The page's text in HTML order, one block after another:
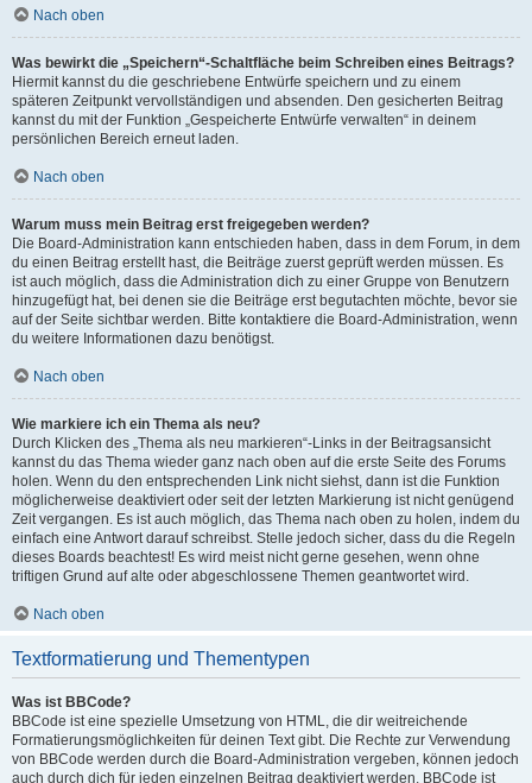
Nach oben
Was bewirkt die „Speichern“-Schaltfläche beim Schreiben eines Beitrags?
Hiermit kannst du die geschriebene Entwürfe speichern und zu einem
späteren Zeitpunkt vervollständigen und absenden. Den gesicherten Beitrag
kannst du mit der Funktion „Gespeicherte Entwürfe verwalten“ in deinem
persönlichen Bereich erneut laden.
Nach oben
Warum muss mein Beitrag erst freigegeben werden?
Die Board-Administration kann entschieden haben, dass in dem Forum, in dem
du einen Beitrag erstellt hast, die Beiträge zuerst geprüft werden müssen. Es
ist auch möglich, dass die Administration dich zu einer Gruppe von Benutzern
hinzugefügt hat, bei denen sie die Beiträge erst begutachten möchte, bevor sie
auf der Seite sichtbar werden. Bitte kontaktiere die Board-Administration, wenn
du weitere Informationen dazu benötigst.
Nach oben
Wie markiere ich ein Thema als neu?
Durch Klicken des „Thema als neu markieren“-Links in der Beitragsansicht
kannst du das Thema wieder ganz nach oben auf die erste Seite des Forums
holen. Wenn du den entsprechenden Link nicht siehst, dann ist die Funktion
möglicherweise deaktiviert oder seit der letzten Markierung ist nicht genügend
Zeit vergangen. Es ist auch möglich, das Thema nach oben zu holen, indem du
einfach eine Antwort darauf schreibst. Stelle jedoch sicher, dass du die Regeln
dieses Boards beachtest! Es wird meist nicht gerne gesehen, wenn ohne
triftigen Grund auf alte oder abgeschlossene Themen geantwortet wird.
Nach oben
Textformatierung und Thementypen
Was ist BBCode?
BBCode ist eine spezielle Umsetzung von HTML, die dir weitreichende
Formatierungsmöglichkeiten für deinen Text gibt. Die Rechte zur Verwendung
von BBCode werden durch die Board-Administration vergeben, können jedoch
auch durch dich für jeden einzelnen Beitrag deaktiviert werden. BBCode ist